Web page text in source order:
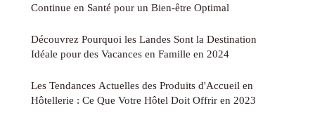
Continue en Santé pour un Bien-être Optimal
Découvrez Pourquoi les Landes Sont la Destination
Idéale pour des Vacances en Famille en 2024
Les Tendances Actuelles des Produits d'Accueil en
Hôtellerie : Ce Que Votre Hôtel Doit Offrir en 2023